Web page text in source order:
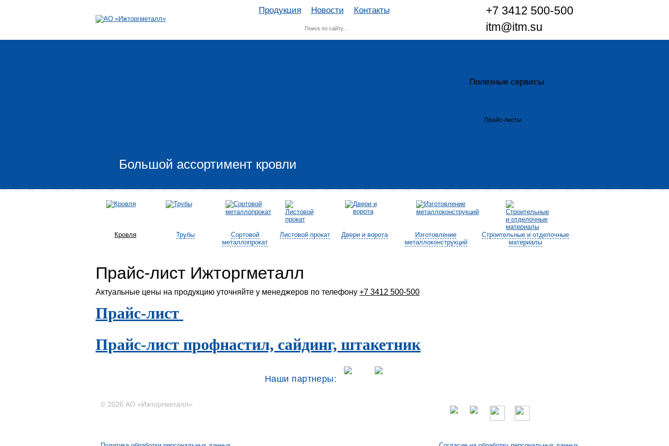
Продукция Новости Контакты
+7 3412 500-500
itm@itm.su
Большой ассортимент кровли
Полезные сервисы
Прайс-листы
Кровля Трубы
Сортовой
металлопрокат
Листовой прокат Двери и ворота
Изготовление
металлоконструкций
Строительные и отделочные
материалы
Прайс-лист Ижторгметалл
Актуальные цены на продукцию уточняйте у менеджеров по телефону +7 3412 500-500
Прайс-лист
Прайс-лист профнастил, сайдинг, штакетник
Наши партнеры:
© 2026 АО «Ижторгметалл».